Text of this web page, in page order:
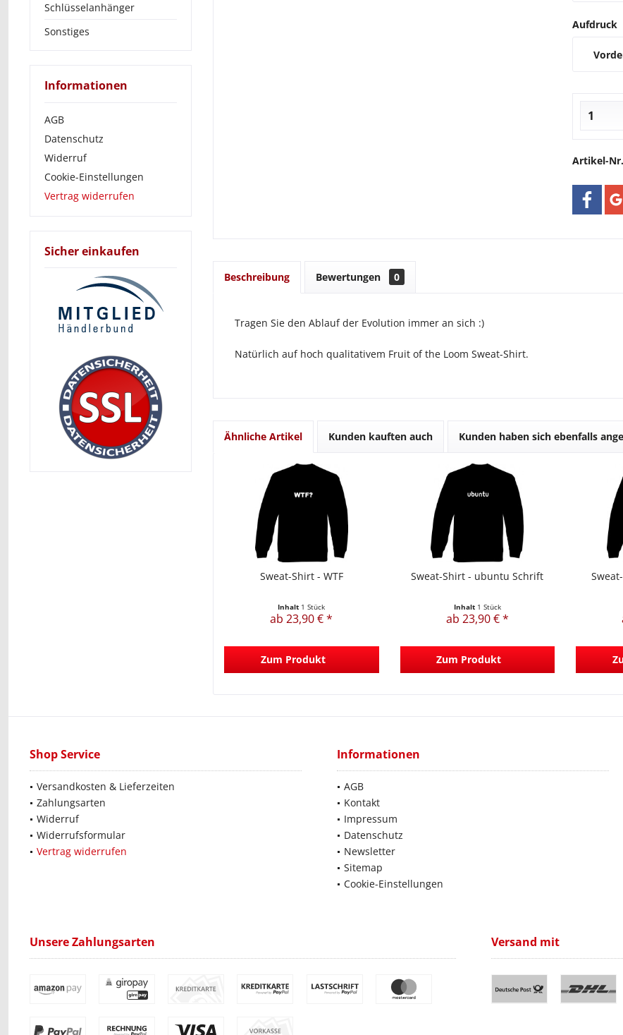
Schlüsselanhänger
Sonstiges
Informationen
AGB
Datenschutz
Widerruf
Cookie-Einstellungen
Vertrag widerrufen
Sicher einkaufen
Aufdruck
Artikel-
Beschreibung Bewertungen 0
Tragen Sie den Ablauf der Evolution immer an sich :)
Natürlich auf hoch qualitativem Fruit of the Loom Sweat-Shirt.
Ähnliche Artikel Kunden kauften auch Kunden haben sich ebenfalls
Sweat-Shirt - WTF
Inhalt 1 Stück
ab 23,90 € *
Zum Produkt
Sweat-Shirt - ubuntu Schrift
Inhalt 1 Stück
ab 23,90 € *
Zum Produkt
Shop Service
Versandkosten & Lieferzeiten
Zahlungsarten
Widerruf
Widerrufsformular
Vertrag widerrufen
Informationen
AGB
Kontakt
Impressum
Datenschutz
Newsletter
Sitemap
Cookie-Einstellungen
Unsere Zahlungsarten Versand mit